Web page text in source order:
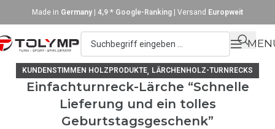
Made in Germany 4,9 * Google-Ranking | Versand Europweit
KUNDENSTIMMEN HOLZPRODUKTE, LÄRCHENHOLZ-TURNRECKS
Einfachturnreck-Lärche “Schnelle
Lieferung und ein tolles
Geburtstagsgeschenk”